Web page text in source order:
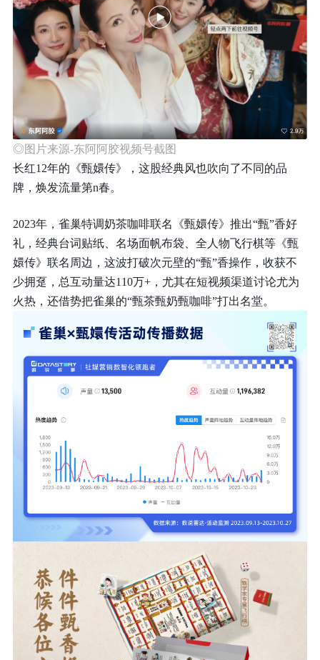
◎图片来源-东阿阿胶视频号截图
长红12年的《甄嬛传》， 这股经典风也吹向了不同的品
牌，焕发流量第n春。
2023年， 雀巢特调奶茶咖啡联名《甄嬛传》 推出“甄”香好
礼，经典台词贴纸、名场面帆布袋、全人物飞行棋等《甄
嬛传》联名周边，这波打破次元壁的“甄”香操作，收获不
少拥趸，总互动量达110万+，尤其在短视频渠道讨论尤为
火热，还借势把雀巢的“甄茶甄奶甄咖啡”打出名堂。